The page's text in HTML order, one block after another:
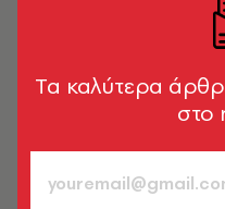
Tα καλύτερα
στο